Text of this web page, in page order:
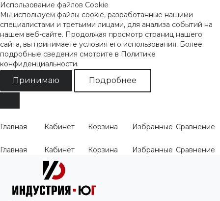
Использование файлов Cookie
Мы используем файлы cookie, разработанные нашими
специалистами и третьими лицами, для анализа событий на
нашем веб-сайте. Продолжая просмотр страниц нашего
сайта, вы принимаете условия его использования. Более
подробные сведения смотрите в Политике
конфиденциальности.
Принимаю Подробнее
Главная Кабинет Корзина Избранные Сравнение
Главная Кабинет Корзина Избранные Сравнение